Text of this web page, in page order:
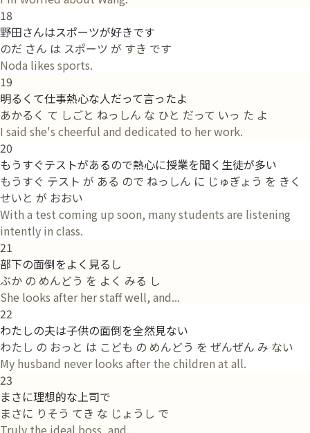
18
野田さんはスポーツが好きです
のだ さん は スポーツ が すき です
Noda likes sports.
19
明るくて仕事熱心な人だって言ったよ
あかるく て しごと ねっしん な ひと だって いっ た よ
I said she's cheerful and dedicated to her work.
20
もうすぐテストがあるので熱心に授業を聞く生徒が多い
もうすぐ テスト が ある ので ねっしん に じゅぎょう を きく
せいと が おおい
With a test coming up soon, many students are listening
intently in class.
21
部下の面倒をよく見るし
ぶか の めんどう を よく みる し
She looks after her staff well, and...
22
わたしの夫は子供の面倒を全然見ない
わたし の おっと は こども の めんどう を ぜんぜん み ない
My husband never looks after the children at all.
23
まさに理想的な上司で
まさに りそう てき な じょうし で